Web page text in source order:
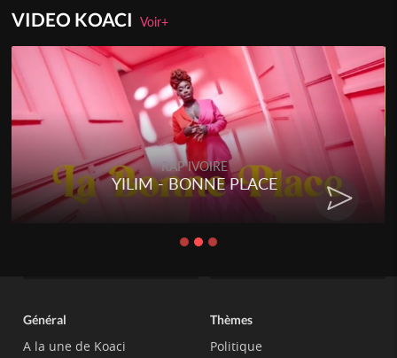
VIDEO KOACIVoir+
RAP IVOIRE
YILIM - BONNE PLACE
Général
A la une de Koaci
Thèmes
Politique